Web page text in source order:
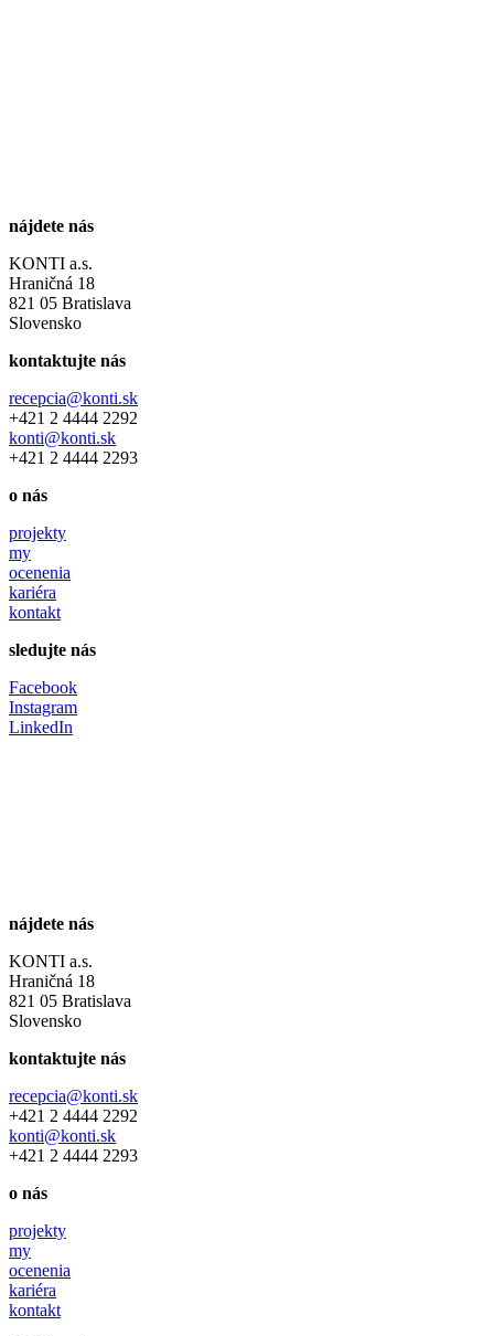
nájdete nás
KONTI a.s.
Hraničná 18
821 05 Bratislava
Slovensko
kontaktujte nás
recepcia@konti.sk
+421 2 4444 2292
konti@konti.sk
+421 2 4444 2293
o nás
projekty
my
ocenenia
kariéra
kontakt
sledujte nás
Facebook
Instagram
LinkedIn
nájdete nás
KONTI a.s.
Hraničná 18
821 05 Bratislava
Slovensko
kontaktujte nás
recepcia@konti.sk
+421 2 4444 2292
konti@konti.sk
+421 2 4444 2293
o nás
projekty
my
ocenenia
kariéra
kontakt